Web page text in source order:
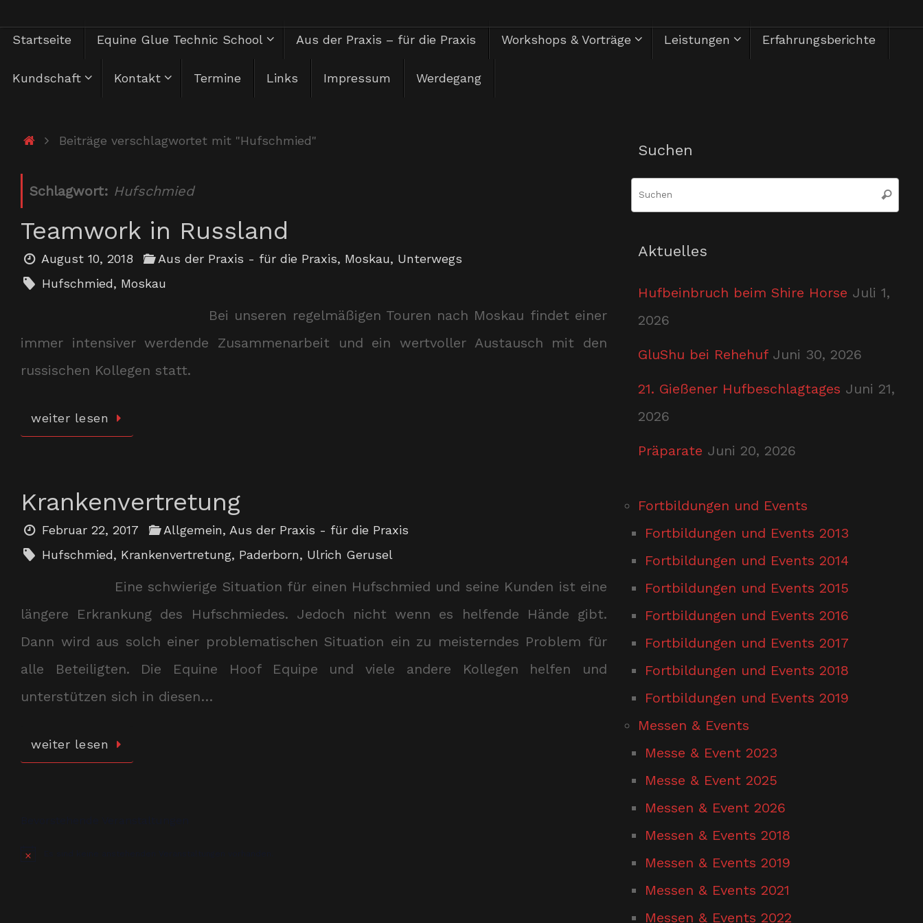
Zum
Herzlich Willkommen
Zum
InhaltStartseite Equine Glue Technic School Aus der Praxis – für die Praxis Workshops & Vorträge Leistungen Erfahrungsberichte
Kundschaft Kontakt Termine Links Impressum Werdegang
StartBeiträge verschlagwortet mit "Hufschmied"
Schlagwort: Hufschmied
Teamwork in Russland
August 10, 2018 Aus der Praxis - für die Praxis, Moskau, Unterwegs
Hufschmied, Moskau
Bei unseren regelmäßigen Touren nach Moskau findet einer
immer intensiver werdende Zusammenarbeit und ein wertvoller Austausch mit den
russischen Kollegen statt.
weiter lesen
Krankenvertretung
Februar 22, 2017 Allgemein, Aus der Praxis - für die Praxis
Hufschmied, Krankenvertretung, Paderborn, Ulrich Gerusel
Eine schwierige Situation für einen Hufschmied und seine Kunden ist eine
längere Erkrankung des Hufschmiedes. Jedoch nicht wenn es helfende Hände gibt.
Dann wird aus solch einer problematischen Situation ein zu meisterndes Problem für
alle Beteiligten. Die Equine Hoof Equipe und viele andere Kollegen helfen und
unterstützen sich in diesen…
weiter lesen
Hinweis
Suchen
Suchen
Aktuelles
Hufbeinbruch beim Shire Horse Juli 1,
2026
GluShu bei Rehehuf Juni 30, 2026
21. Gießener Hufbeschlagtages Juni 21,
2026
Präparate Juni 20, 2026
Fortbildungen und Events
Fortbildungen und Events 2013
Fortbildungen und Events 2014
Fortbildungen und Events 2015
Fortbildungen und Events 2016
Fortbildungen und Events 2017
Fortbildungen und Events 2018
Fortbildungen und Events 2019
Messen & Events
Messe & Event 2023
Messe & Event 2025
Messen & Event 2026
Messen & Events 2018
Messen & Events 2019
Messen & Events 2021
Messen & Events 2022